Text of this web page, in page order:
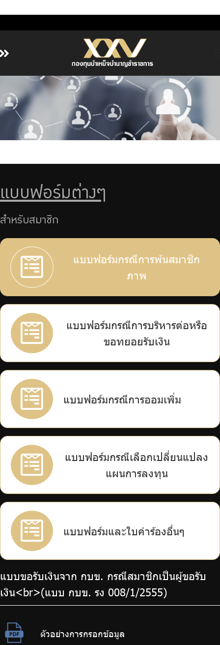
เกี่ยวกับ กบข.
บริการสมาชิก
ลงทุน
ข่าวสารและกิจกรรม
ติดต่อเรา
ไทย
แบบฟอร์มต่างๆ
สำหรับสมาชิก
แบบฟอร์มกรณีการพ้นสมาชิก
ภาพ
แบบฟอร์มกรณีการบริหารต่อหรือ
ขอทยอยรับเงิน
แบบฟอร์มกรณีการออมเพิ่ม
แบบฟอร์มกรณีเลือกเปลี่ยนแปลง
แผนการลงทุน
แบบฟอร์มและใบคำร้องอื่นๆ
แบบขอรับเงินจาก กบข. กรณีสมาชิกเป็นผู้ขอรับ
เงิน<br>(แบบ กบข. รง 008/1/2555)
ตัวอย่างการกรอกข้อมูล